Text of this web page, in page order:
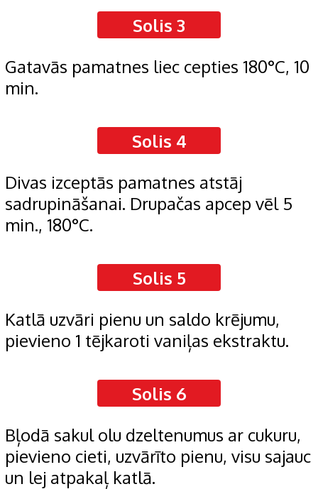
Solis 3
Gatavās pamatnes liec cepties 180°C, 10
min.
Solis 4
Divas izceptās pamatnes atstāj
sadrupināšanai. Drupačas apcep vēl 5
min., 180°C.
Solis 5
Katlā uzvāri pienu un saldo krējumu,
pievieno 1 tējkaroti vaniļas ekstraktu.
Solis 6
Bļodā sakul olu dzeltenumus ar cukuru,
pievieno cieti, uzvārīto pienu, visu sajauc
un lej atpakaļ katlā.